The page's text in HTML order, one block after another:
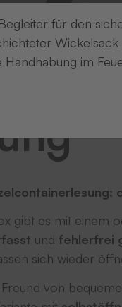
gibt es mit einem
und fehlerfrei
sich wieder
Freund von
für den
Handhabung im